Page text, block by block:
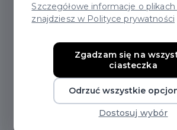
UTRUDNIENIA W
W ZWIĄZKU Z
UL. A.
Szczegółowe informacje o
znajdziesz w Polityce prywatności
Zgadzam się na
ciasteczka
Odrzuć wszystkie
Dostosuj wybór